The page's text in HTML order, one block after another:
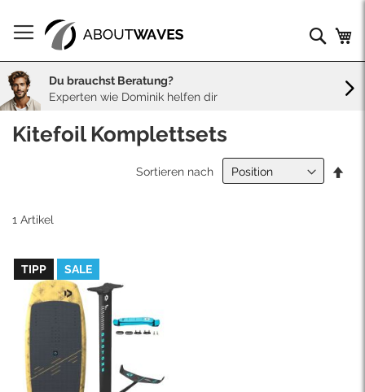
zum
Inhalt
Du brauchst Beratung?
Experten wie Dominik helfen dir
Kitefoil Komplettsets
1 Artikel
Sortieren nach
SALE
TIPP